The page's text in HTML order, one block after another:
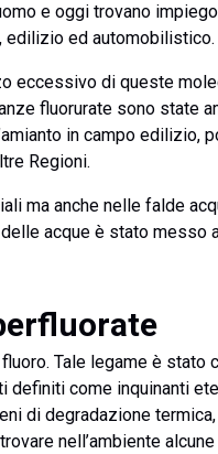
e oggi trovano
edilizio ed automobilistico.
eccessivo di queste
fluorurate sono state
in campo edilizio,
Regioni.
ma anche nelle falde
acque è stato messo
Tale legame è stato
definiti come inquinanti
di degradazione
nell’ambiente